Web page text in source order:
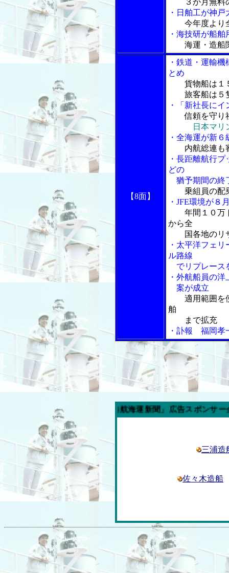
３か月無
・日舶工が神
今年度より
・海技研が船
海運・造船
【8面】
・鉄道・運輸
とめ
貨物船は１
旅客船は５隻
・「新社長に
信頼を守り
日本マ
・全海運が新
内航総連も
・長距離航行
どの
猶予期間の終
乗組員の配
・JFE環境が８
年間１０万
から全
国各地のリサ
・太平洋フェ
ル路線
でリプレース
・外航船員の
案が成立
適用範囲を
舶
まで拡充
・訃報 福岡孝
今週の「内航海運新聞」広告スポンサー企業
三浦造
佐々木造船